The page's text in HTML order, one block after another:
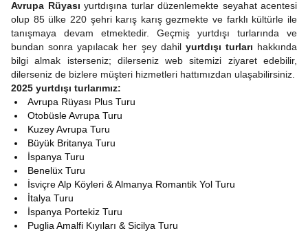
Avrupa Rüyası yurtdışına turlar düzenlemekte seyahat acentesi
olup 85 ülke 220 şehri karış karış gezmekte ve farklı kültürle ile
tanışmaya devam etmektedir. Geçmiş yurtdışı turlarında ve
bundan sonra yapılacak her şey dahilyurtdışı turları hakkında
bilgi almak isterseniz; dilerseniz web sitemizi ziyaret edebilir,
dilerseniz de bizlere müşteri hizmetleri hattımızdan ulaşabilirsiniz.
2025 yurtdışı turlarımız:
Avrupa Rüyası Plus Turu
Otobüsle Avrupa Turu
Kuzey Avrupa Turu
Büyük Britanya Turu
İspanya Turu
Benelüx Turu
İsviçre Alp Köyleri & Almanya Romantik Yol Turu
İtalya Turu
İspanya Portekiz Turu
Puglia Amalfi Kıyıları & Sicilya Turu